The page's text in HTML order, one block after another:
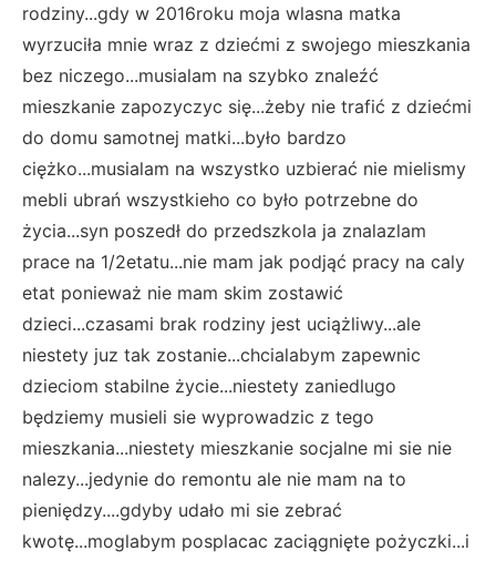
rodziny...gdy w 2016roku moja wlasna matka
wyrzuciła mnie wraz z dziećmi z swojego mieszkania
bez niczego...musialam na szybko znaleźć
mieszkanie zapozyczyc się...żeby nie trafić z dziećmi
do domu samotnej matki...było bardzo
ciężko...musialam na wszystko uzbierać nie mielismy
mebli ubrań wszystkieho co było potrzebne do
życia...syn poszedł do przedszkola ja znalazlam
prace na 1/2etatu...nie mam jak podjąć pracy na caly
etat ponieważ nie mam skim zostawić
dzieci...czasami brak rodziny jest uciążliwy...ale
niestety juz tak zostanie...chcialabym zapewnic
dzieciom stabilne życie...niestety zaniedlugo
będziemy musieli sie wyprowadzic z tego
mieszkania...niestety mieszkanie socjalne mi sie nie
nalezy...jedynie do remontu ale nie mam na to
pieniędzy....gdyby udało mi sie zebrać
kwotę...moglabym posplacac zaciągnięte pożyczki...i